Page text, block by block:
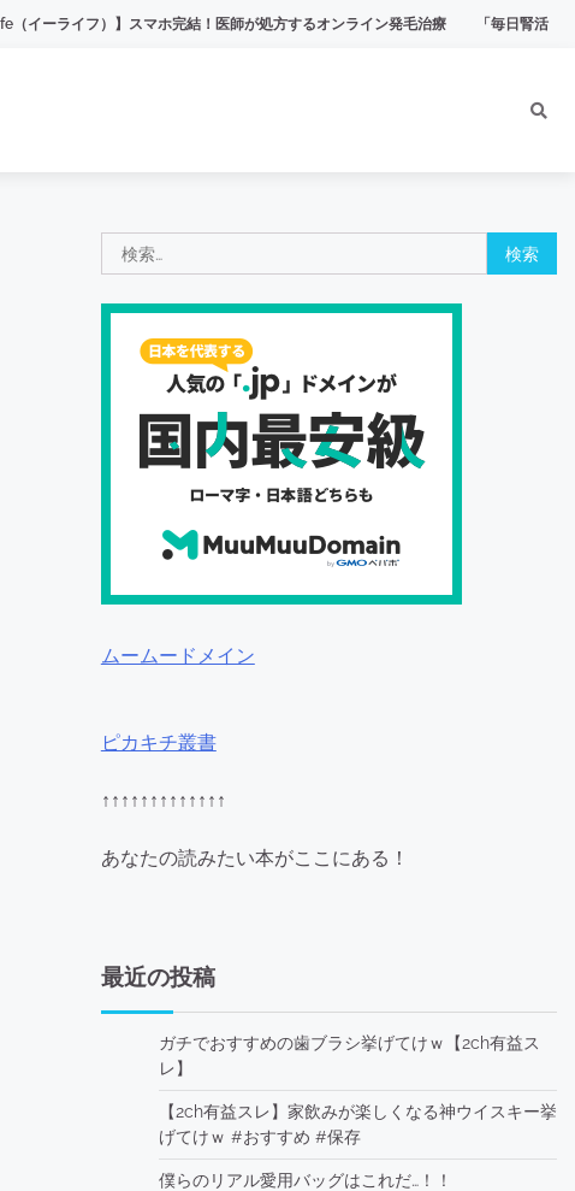
）】スマホ完結！医師が処方するオンライン発毛治療 「毎日腎活 活性炭＆ウラ
索:
ムームードメイン
ピカキチ叢書
↑↑↑↑↑↑↑↑↑↑↑↑↑
あなたの読みたい本がここにある！
最近の投稿
ガチでおすすめの歯ブラシ挙げてけｗ【2ch有益ス
レ】
【2ch有益スレ】家飲みが楽しくなる神ウイスキー挙
げてけｗ #おすすめ #保存
僕らのリアル愛用バッグはこれだ…！！